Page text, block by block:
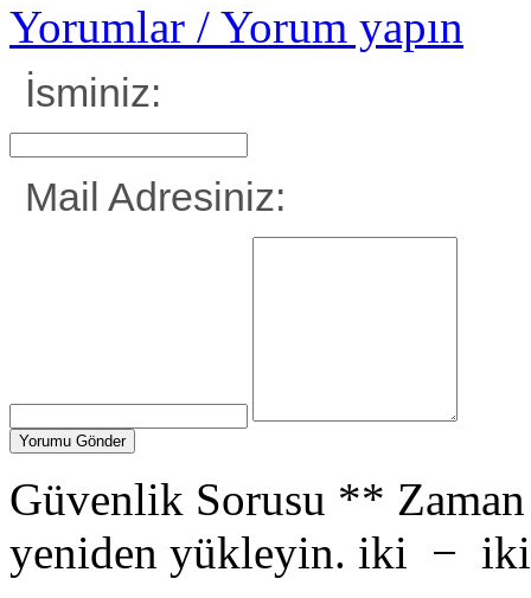
Yorumlar / Yorum yapın
İsminiz:
Mail Adresiniz:
Güvenlik Sorusu **
yeniden yükleyin. iki − iki